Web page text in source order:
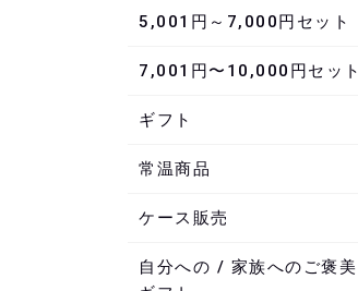
5,001円～7,000円セット
7,001円〜10,000円セット
ギフト
常温商品
ケース販売
自分への / 家族へのご褒美